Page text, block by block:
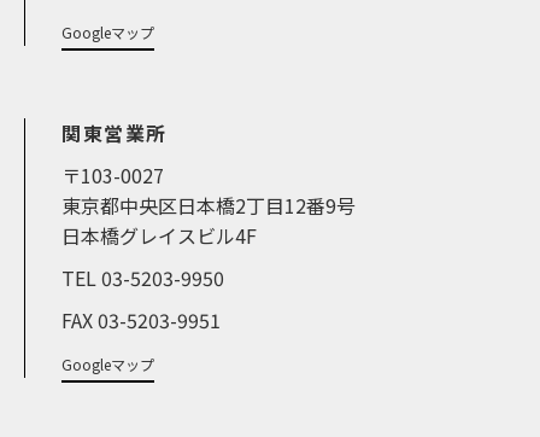
Googleマップ
関東営業所
〒103-0027
東京都中央区日本橋2丁目12番9号
日本橋グレイスビル4F
TEL 03-5203-9950
FAX 03-5203-9951
Googleマップ